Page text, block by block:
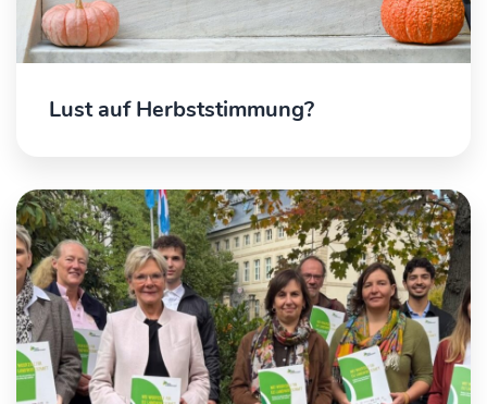
Lust auf Herbststimmung?